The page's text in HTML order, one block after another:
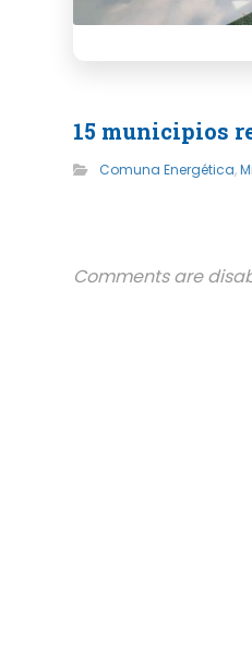
15 municipios
Comuna Energética,
Comments are